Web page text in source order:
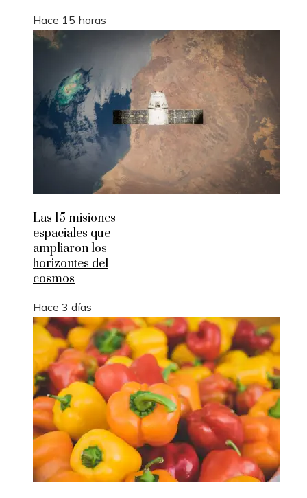
Hace 15 horas
Las 15 misiones
espaciales que
ampliaron los
horizontes del
cosmos
Hace 3 días